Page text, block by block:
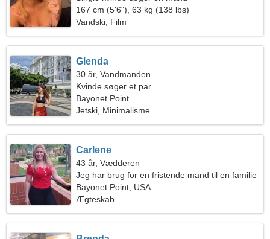
167 cm (5'6"), 63 kg (138 lbs)
Vandski, Film
Glenda
30 år, Vandmanden
Kvinde søger et par
Bayonet Point
Jetski, Minimalisme
Carlene
43 år, Vædderen
Jeg har brug for en fristende mand til en familie
Bayonet Point, USA
Ægteskab